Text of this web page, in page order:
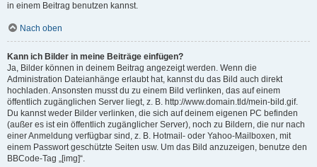
in einem Beitrag benutzen kannst.
Nach oben
Kann ich Bilder in meine Beiträge einfügen?
Ja, Bilder können in deinem Beitrag angezeigt werden. Wenn die
Administration Dateianhänge erlaubt hat, kannst du das Bild auch direkt
hochladen. Ansonsten musst du zu einem Bild verlinken, das auf einem
öffentlich zugänglichen Server liegt, z. B. http://www.domain.tld/mein-bild.gif.
Du kannst weder Bilder verlinken, die sich auf deinem eigenen PC befinden
(außer es ist ein öffentlich zugänglicher Server), noch zu Bildern, die nur nach
einer Anmeldung verfügbar sind, z. B. Hotmail- oder Yahoo-Mailboxen, mit
einem Passwort geschützte Seiten usw. Um das Bild anzuzeigen, benutze den
BBCode-Tag „[img]“.